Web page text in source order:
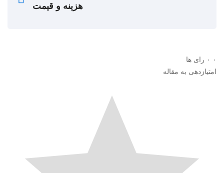
هزینه و قیمت
۰ ۰ رای ها
امتیازدهی به مقاله